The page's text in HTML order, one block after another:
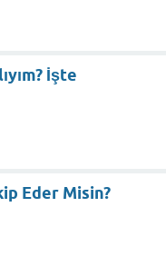
İşte
Eder Misin?